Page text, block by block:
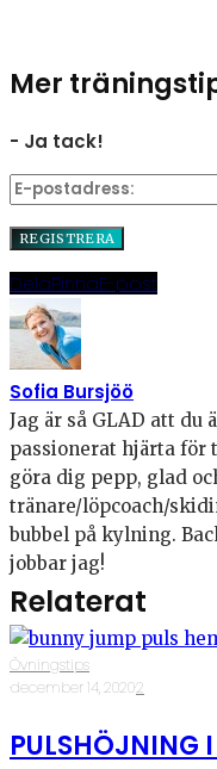
Mer
- Ja tack!
DelaPinnaE-post
Sofia Bursjöö
Jag är så GLAD att du
passionerat hjärta för
göra dig pepp, glad
tränare/löpcoach/
bubbel på kylning.
jobbar jag!
Relaterat
Övningstips
·december 14, 2020·2
PULSHÖJNING